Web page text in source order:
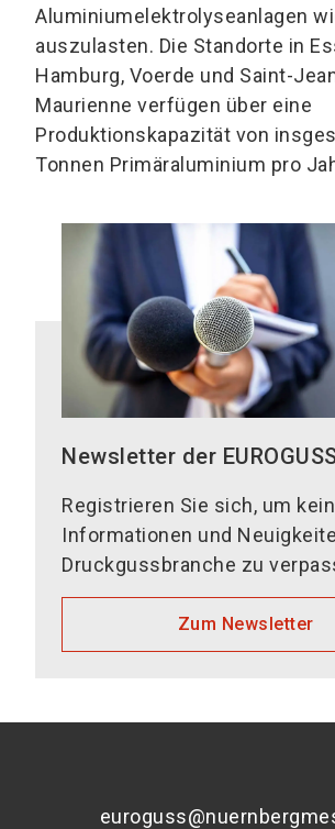
Aluminiumelektrolyseanlagen
auszulasten. Die Standorte in
Hamburg, Voerde und Saint-
Maurienne verfügen über eine
Produktionskapazität von
Tonnen Primäraluminium pro
Newsletter der
Registrieren Sie sich, um
Informationen und
Druckgussbranche zu
Zum Newsletter